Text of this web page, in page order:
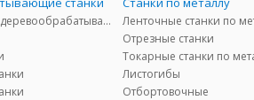
Универсальные деревообрабатывающие станки
Ленточные станки по
Отрезные станки
Токарные станки по
Листогибы
Отбортовочные